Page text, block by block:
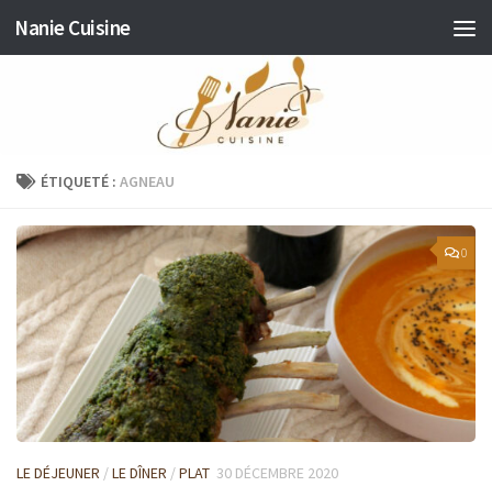
Skip to content
Nanie Cuisine
ÉTIQUETÉ : AGNEAU
0
LE DÉJEUNER /LE DÎNER /PLAT 30 DÉCEMBRE 2020